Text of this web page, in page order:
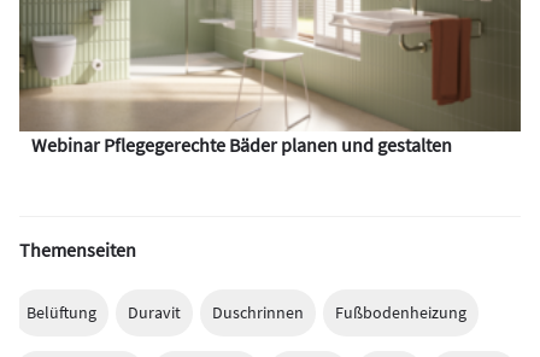
Webinar Pflegegerechte Bäder planen und gestalten
Themenseiten
Belüftung Duravit Duschrinnen Fußbodenheizung